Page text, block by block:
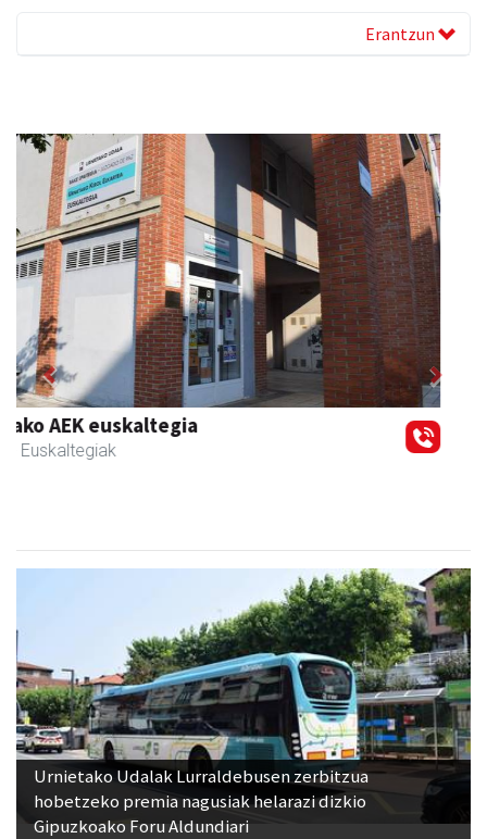
Erantzun
Guria
Urnieta - Jatetxeak
Previous Next
Urnietako Udalak Lurraldebusen zerbitzua
hobetzeko premia nagusiak helarazi dizkio
Gipuzkoako Foru Aldundiari